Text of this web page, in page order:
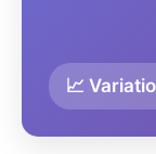
📈